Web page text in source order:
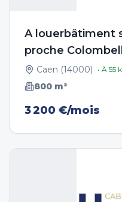
A louerbâtiment
proche
Caen (14000) • À 55
800 m²
3 200 €/mois